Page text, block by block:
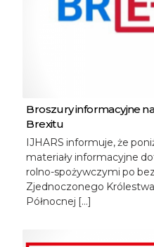
Broszury informacyjne
Brexitu
IJHARS informuje, że
materiały informacyjne
rolno-spożywczymi po
Zjednoczonego
Północnej […]